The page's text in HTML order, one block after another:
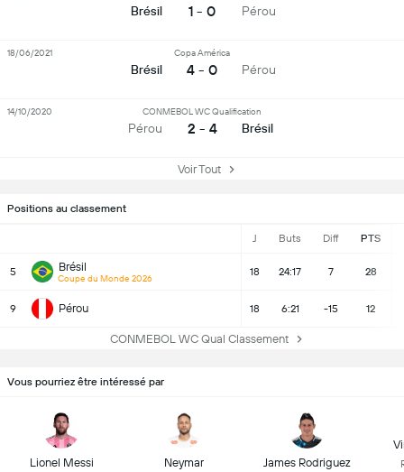
Positions au classement
J Buts Diff PTS
5 Brésil
Coupe du Monde 2026
18 24:17 7 28
9 Pérou 18 6:21 -15 12
CONMEBOL WC Qual Classement
Brésil 1 - 0 Pérou
Brésil
Copa América
4 - 0 Pérou
18/06/2021
Pérou
CONMEBOL WC Qualification
2 - 4 Brésil
14/10/2020
Voir Tout
Vous pourriez être intéressé par
Lionel Messi Neymar James Rodriguez